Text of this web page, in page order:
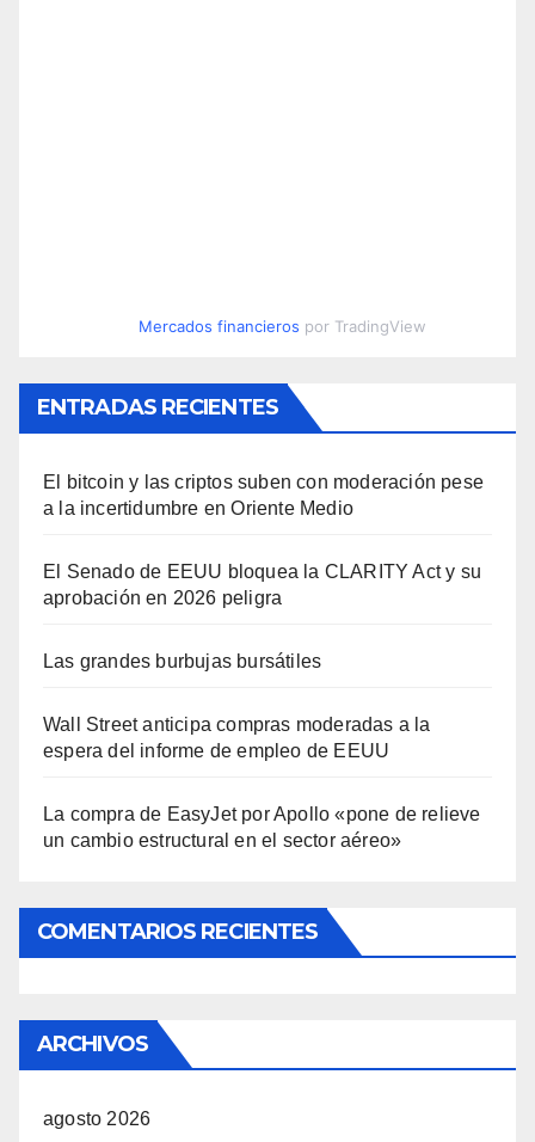
Mercados financieros por TradingView
ENTRADAS RECIENTES
El bitcoin y las criptos suben con moderación pese
a la incertidumbre en Oriente Medio
El Senado de EEUU bloquea la CLARITY Act y su
aprobación en 2026 peligra
Las grandes burbujas bursátiles
Wall Street anticipa compras moderadas a la
espera del informe de empleo de EEUU
La compra de EasyJet por Apollo «pone de relieve
un cambio estructural en el sector aéreo»
COMENTARIOS RECIENTES
ARCHIVOS
agosto 2026